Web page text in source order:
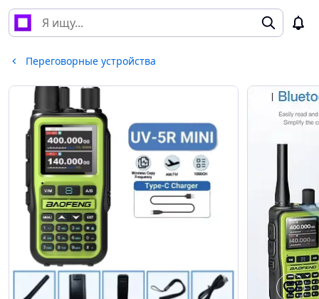
Переговорные устройства